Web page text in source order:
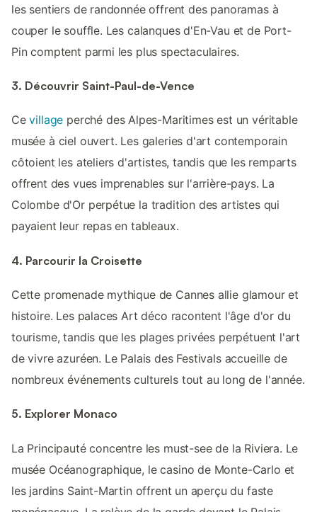
les sentiers de randonnée offrent des panoramas à
couper le souffle. Les calanques d'En-Vau et de Port-
Pin comptent parmi les plus spectaculaires.
3. Découvrir Saint-Paul-de-Vence
Cevillage perché des Alpes-Maritimes est un véritable
musée à ciel ouvert. Les galeries d'art contemporain
côtoient les ateliers d'artistes, tandis que les remparts
offrent des vues imprenables sur l'arrière-pays. La
Colombe d'Or perpétue la tradition des artistes qui
payaient leur repas en tableaux.
4. Parcourir la Croisette
Cette promenade mythique de Cannes allie glamour et
histoire. Les palaces Art déco racontent l'âge d'or du
tourisme, tandis que les plages privées perpétuent l'art
de vivre azuréen. Le Palais des Festivals accueille de
nombreux événements culturels tout au long de l'année.
5. Explorer Monaco
La Principauté concentre les must-see de la Riviera. Le
musée Océanographique, le casino de Monte-Carlo et
les jardins Saint-Martin offrent un aperçu du faste